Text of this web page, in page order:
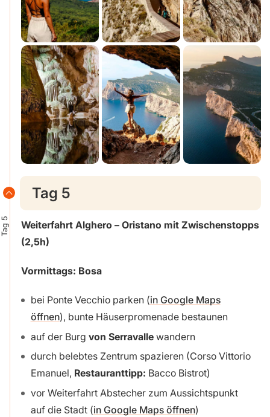
Tag 5
Tag 5
Weiterfahrt Alghero – Oristano mit Zwischenstopps
(2,5h)
Vormittags: Bosa
bei Ponte Vecchio parken (in Google Maps
öffnen), bunte Häuserpromenade bestaunen
auf der Burg von Serravallewandern
durch belebtes Zentrum spazieren (Corso Vittorio
Emanuel, Restauranttipp: Bacco Bistrot)
vor Weiterfahrt Abstecher zum Aussichtspunkt
auf die Stadt (in Google Maps öffnen)